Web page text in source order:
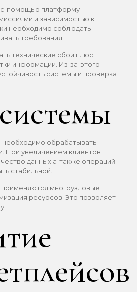
помощью платформу
и зависимостью к
необходимо соблюдать
требования.
технические сбои плюс
информации. Из-за-этого
системы и проверка
обрабатывать
При увеличением клиентов
данных а-также операций.
стабильной.
применяются многоузловые
ресурсов. Это позволяет